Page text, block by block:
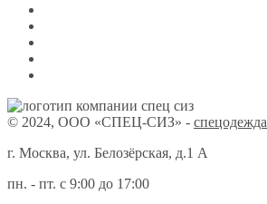
© 2024, ООО «СПЕЦ-СИЗ» - спецодежда
г. Москва, ул. Белозёрская, д.1 А
пн. - пт. с 9:00 до 17:00